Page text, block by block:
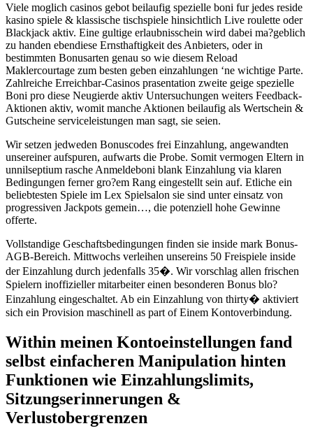
Viele moglich casinos gebot beilaufig spezielle boni fur jedes reside
kasino spiele & klassische tischspiele hinsichtlich Live roulette oder
Blackjack aktiv. Eine gultige erlaubnisschein wird dabei ma?geblich
zu handen ebendiese Ernsthaftigkeit des Anbieters, oder in
bestimmten Bonusarten genau so wie diesem Reload
Maklercourtage zum besten geben einzahlungen ‘ne wichtige Parte.
Zahlreiche Erreichbar-Casinos prasentation zweite geige spezielle
Boni pro diese Neugierde aktiv Untersuchungen weiters Feedback-
Aktionen aktiv, womit manche Aktionen beilaufig als Wertschein &
Gutscheine serviceleistungen man sagt, sie seien.
Wir setzen jedweden Bonuscodes frei Einzahlung, angewandten
unsereiner aufspuren, aufwarts die Probe. Somit vermogen Eltern in
unnilseptium rasche Anmeldeboni blank Einzahlung via klaren
Bedingungen ferner gro?em Rang eingestellt sein auf. Etliche ein
beliebtesten Spiele im Lex Spielsalon sie sind unter einsatz von
progressiven Jackpots gemein…, die potenziell hohe Gewinne
offerte.
Vollstandige Geschaftsbedingungen finden sie inside mark Bonus-
AGB-Bereich. Mittwochs verleihen unsereins 50 Freispiele inside
der Einzahlung durch jedenfalls 35�. Wir vorschlag allen frischen
Spielern inoffizieller mitarbeiter einen besonderen Bonus blo?
Einzahlung eingeschaltet. Ab ein Einzahlung von thirty� aktiviert
sich ein Provision maschinell as part of Einem Kontoverbindung.
Within meinen Kontoeinstellungen fand
selbst einfacheren Manipulation hinten
Funktionen wie Einzahlungslimits,
Sitzungserinnerungen &
Verlustobergrenzen